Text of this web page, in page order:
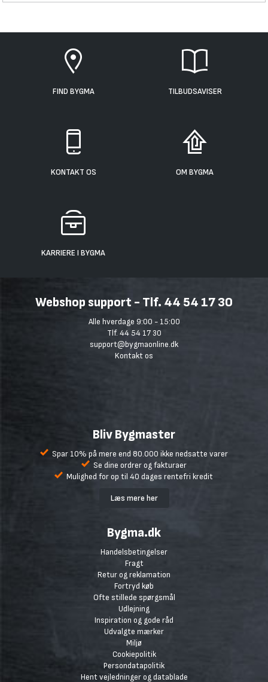
FIND BYGMA TILBUDSAVISER
KONTAKT OS OM BYGMA
KARRIERE I BYGMA
Webshop support - Tlf. 44 54 17 30
Alle hverdage 9:00 - 15:00
Tlf. 44 54 17 30
support@bygmaonline.dk
Kontakt os
Bliv Bygmaster
Spar 10% på mere end 80.000 ikke nedsatte varer
Se dine ordrer og fakturaer
Mulighed for op til 40 dages rentefri kredit
Læs mere her
Bygma.dk
Handelsbetingelser
Fragt
Retur og reklamation
Fortryd køb
Ofte stillede spørgsmål
Udlejning
Inspiration og gode råd
Udvalgte mærker
Miljø
Cookiepolitik
Persondatapolitik
Hent vejledninger og datablade